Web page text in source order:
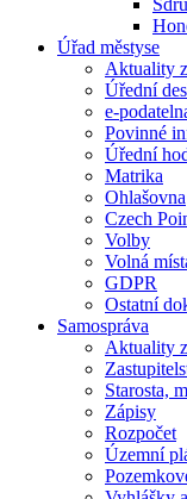
Úřad městyse
Aktuality
Úřední
e-
Povinné
Úřední
Matrika
Ohlašovna
Czech
Volby
Volná
GDPR
Ostatní
Samospráva
Aktuality
Starosta,
Zápisy
Rozpočet
Územní